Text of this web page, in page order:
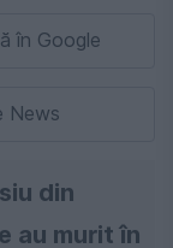
în Google
News
din
au murit în